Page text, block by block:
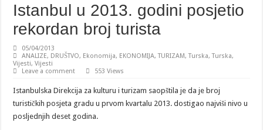
Istanbul u 2013. godini posjetio
rekordan broj turista
05/04/2013
ANALIZE, DRUŠTVO, Ekonomija, EKONOMIJA,TURIZAM,Turska,Turska,
Vijesti,Vijesti
Leave a comment
553 Views
Istanbulska Direkcija za kulturu i turizam saopštila je da je broj
turističkih posjeta gradu u prvom kvartalu 2013. dostigao najviši nivo u
posljednjih deset godina.